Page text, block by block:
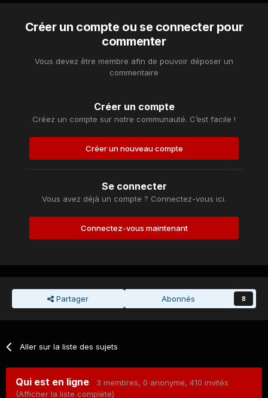
Créer un compte ou se connecter pour
commenter
Vous devez être membre afin de pouvoir déposer un
commentaire
Créer un compte
Créez un compte sur notre communauté. C’est facile !
Créer un nouveau compte
Se connecter
Vous avez déjà un compte ? Connectez-vous ici.
Connectez-vous maintenant
Partager Abonnés 8
Aller sur la liste des sujets
Qui est en ligne 3 membres, 0 anonyme, 410 invités
(Afficher la liste complète)